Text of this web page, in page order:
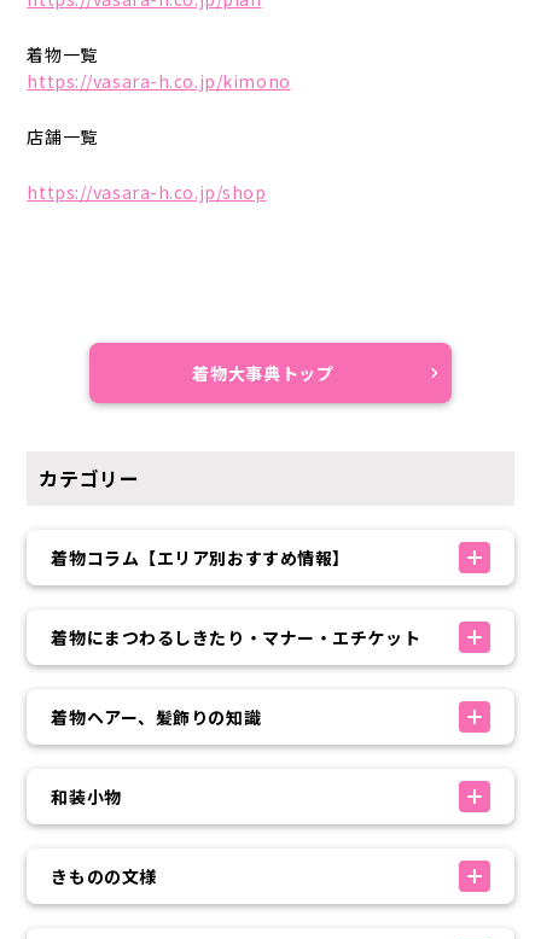
着物一覧
https://vasara-h.co.jp/kimono
店舗一覧
https://vasara-h.co.jp/shop
着物大事典トップ
カテゴリー
着物コラム【エリア別おすすめ情報】
着物にまつわるしきたり・マナー・エチケット
着物ヘアー、髪飾りの知識
和装小物
きものの文様